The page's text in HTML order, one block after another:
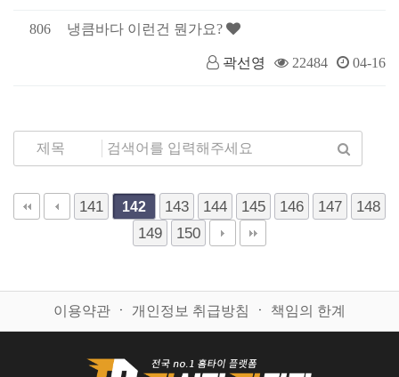
806 냉큼바다 이런건 뭔가요?
곽선영 22484 04-16
141 142 143 144 145 146 147
148
149
150
이용약관 ㆍ 개인정보 취급방침 ㆍ 책임의 한계